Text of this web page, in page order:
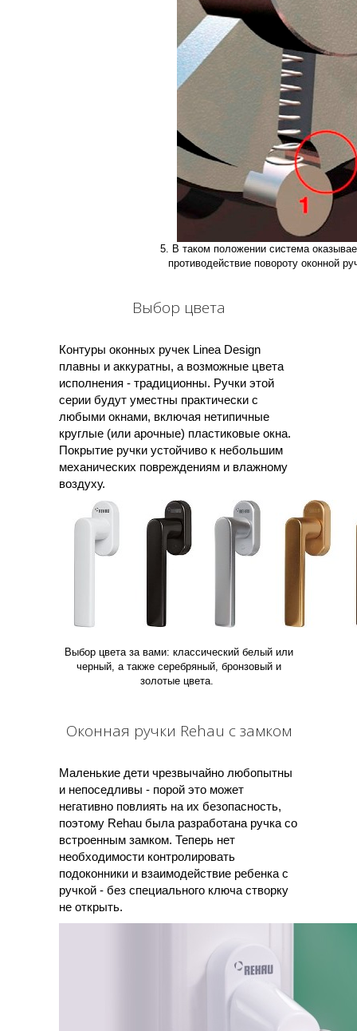
5. В таком положении система
противодействие повороту оконной
Выбор цвета
Контуры оконных ручек Linea Design
плавны и аккуратны, а возможные цвета
исполнения - традиционны. Ручки этой
серии будут уместны практически с
любыми окнами, включая нетипичные
круглые (или арочные) пластиковые окна.
Покрытие ручки устойчиво к небольшим
механических повреждениям и влажному
воздуху.
Выбор цвета за вами: классический белый или
черный, а также серебряный, бронзовый и
золотые цвета.
Оконная ручки Rehau с замком
Маленькие дети чрезвычайно любопытны
и непоседливы - порой это может
негативно повлиять на их безопасность,
поэтому Rehau была разработана ручка со
встроенным замком. Теперь нет
необходимости контролировать
подоконники и взаимодействие ребенка с
ручкой - без специального ключа створку
не открыть.